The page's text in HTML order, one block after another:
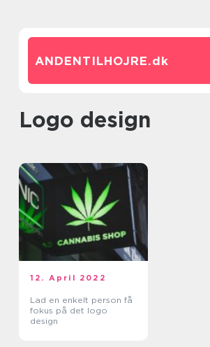
ANDENTILHOJRE.dk
logo design
12. April 2022
Lad en enkelt person få
fokus på det logo
design